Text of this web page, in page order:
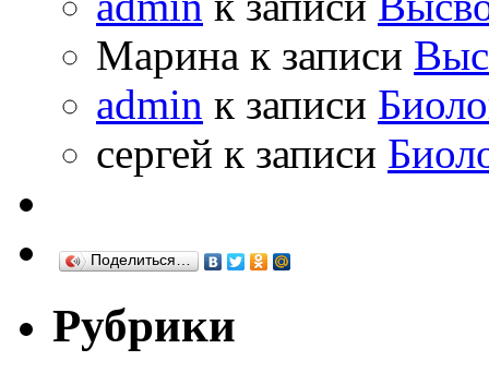
Марина к записи
admin к записи
сергей к записи
Поделиться…
Рубрики